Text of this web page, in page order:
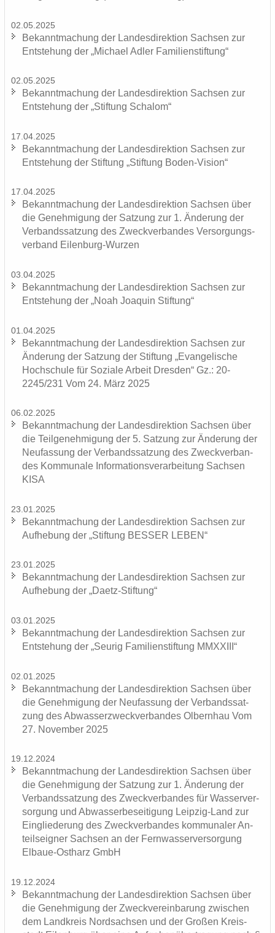
02.05.2025
Be­kannt­ma­chung der Lan­des­di­rek­ti­on Sach­sen zur
Ent­ste­hung der „Mi­cha­el Adler Fa­mi­li­en­stif­tung“
02.05.2025
Be­kannt­ma­chung der Lan­des­di­rek­ti­on Sach­sen zur
Ent­ste­hung der „Stif­tung Scha­lom“
17.04.2025
Be­kannt­ma­chung der Lan­des­di­rek­ti­on Sach­sen zur
Ent­ste­hung der Stif­tung „Stif­tung Boden-​Vision“
17.04.2025
Be­kannt­ma­chung der Lan­des­di­rek­ti­on Sach­sen über
die Ge­neh­mi­gung der Sat­zung zur 1. Än­de­rung der
Ver­bands­sat­zung des Zweck­ver­ban­des Ver­sor­gungs­
ver­band Eilenburg-​Wurzen
03.04.2025
Be­kannt­ma­chung der Lan­des­di­rek­ti­on Sach­sen zur
Ent­ste­hung der „Noah Joa­quin Stif­tung“
01.04.2025
Be­kannt­ma­chung der Lan­des­di­rek­ti­on Sach­sen zur
Än­de­rung der Sat­zung der Stif­tung „Evan­ge­li­sche
Hoch­schu­le für So­zia­le Ar­beit Dres­den“ Gz.: 20-
2245/231 Vom 24. März 2025
06.02.2025
Be­kannt­ma­chung der Lan­des­di­rek­ti­on Sach­sen über
die Teil­ge­neh­mi­gung der 5. Sat­zung zur Än­de­rung der
Neu­fas­sung der Ver­bands­sat­zung des Zweck­ver­ban­
des Kom­mu­na­le In­for­ma­ti­ons­ver­ar­bei­tung Sach­sen
KISA
23.01.2025
Be­kannt­ma­chung der Lan­des­di­rek­ti­on Sach­sen zur
Auf­he­bung der „Stif­tung BES­SER LEBEN“
23.01.2025
Be­kannt­ma­chung der Lan­des­di­rek­ti­on Sach­sen zur
Auf­he­bung der „Daetz-​Stiftung“
03.01.2025
Be­kannt­ma­chung der Lan­des­di­rek­ti­on Sach­sen zur
Ent­ste­hung der „Seu­rig Fa­mi­li­en­stif­tung MMXXIII“
02.01.2025
Be­kannt­ma­chung der Lan­des­di­rek­ti­on Sach­sen über
die Ge­neh­mi­gung der Neu­fas­sung der Ver­bands­sat­
zung des Ab­was­ser­zweck­ver­ban­des Ol­bern­hau Vom
27. No­vem­ber 2025
19.12.2024
Be­kannt­ma­chung der Lan­des­di­rek­ti­on Sach­sen über
die Ge­neh­mi­gung der Sat­zung zur 1. Än­de­rung der
Ver­bands­sat­zung des Zweck­ver­ban­des für Was­ser­ver­
sor­gung und Ab­was­ser­be­sei­ti­gung Leipzig-​Land zur
Ein­glie­de­rung des Zweck­ver­ban­des kom­mu­na­ler An­
teils­eig­ner Sach­sen an der Fern­was­ser­ver­sor­gung
Elbaue-​Ostharz GmbH
19.12.2024
Be­kannt­ma­chung der Lan­des­di­rek­ti­on Sach­sen über
die Ge­neh­mi­gung der Zweck­ver­ein­ba­rung zwi­schen
dem Land­kreis Nord­sach­sen und der Gro­ßen Kreis­